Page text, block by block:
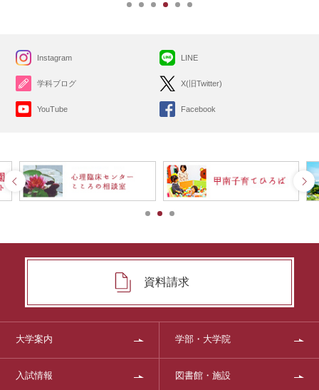
Instagram
学科ブログ
YouTube
LINE
X(旧Twitter)
Facebook
資料請求
大学案内 学部・大学院
入試情報 図書館・施設